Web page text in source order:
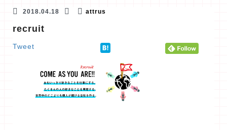
2018.04.18 attrus
recruit
Tweet